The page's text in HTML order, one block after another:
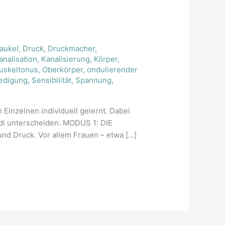
, Druck, Druckmacher,
, Kanalisierung, Körper,
, Oberkörper,ondulierender
, Sensibilität, Spannung,
Einzelnen individuell gelernt. Dabei
MODUS 1: DIE
Druck. Vor allem Frauen – etwa […]